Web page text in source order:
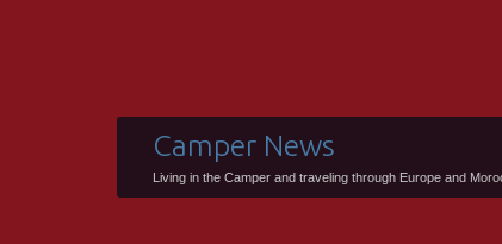
Camper News
Living in the Camper and traveling through Europe and